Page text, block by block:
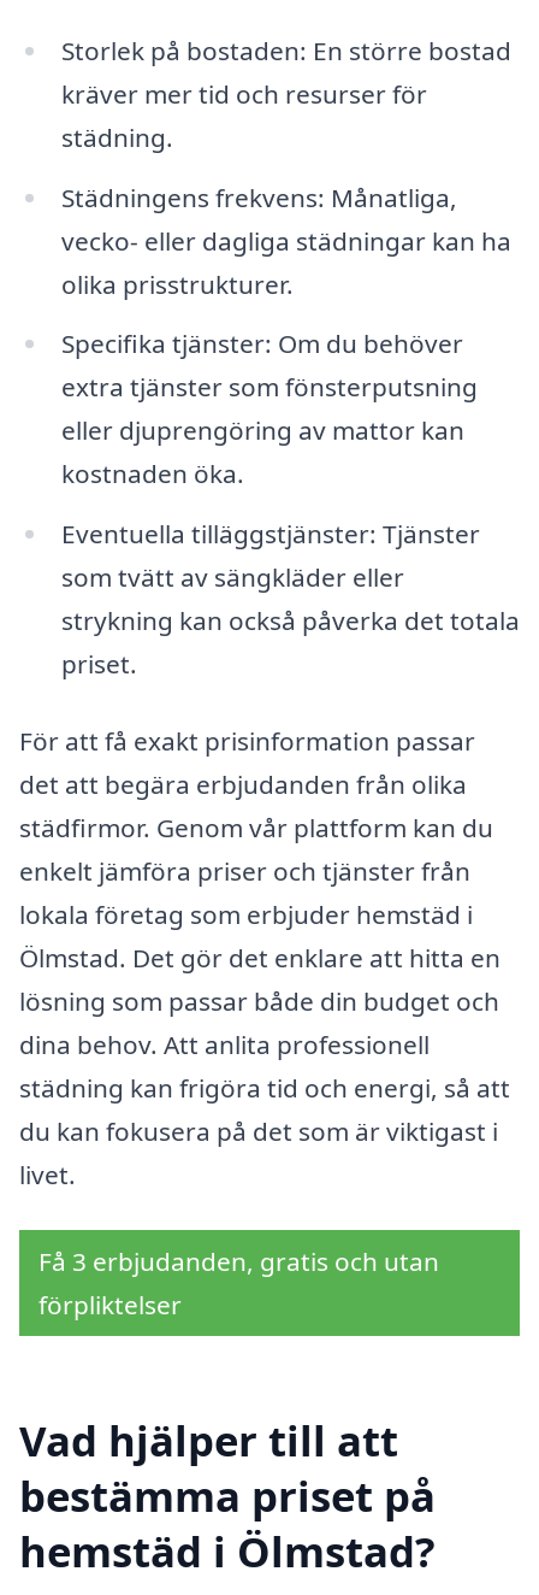
Storlek på bostaden: En större bostad
kräver mer tid och resurser för
städning.
Städningens frekvens: Månatliga,
vecko- eller dagliga städningar kan ha
olika prisstrukturer.
Specifika tjänster: Om du behöver
extra tjänster som fönsterputsning
eller djuprengöring av mattor kan
kostnaden öka.
Eventuella tilläggstjänster: Tjänster
som tvätt av sängkläder eller
strykning kan också påverka det totala
priset.
För att få exakt prisinformation passar
det att begära erbjudanden från olika
städfirmor. Genom vår plattform kan du
enkelt jämföra priser och tjänster från
lokala företag som erbjuder hemstäd i
Ölmstad. Det gör det enklare att hitta en
lösning som passar både din budget och
dina behov. Att anlita professionell
städning kan frigöra tid och energi, så att
du kan fokusera på det som är viktigast i
livet.
Få 3 erbjudanden, gratis och utan
förpliktelser
Vad hjälper till att
bestämma priset på
hemstäd i Ölmstad?